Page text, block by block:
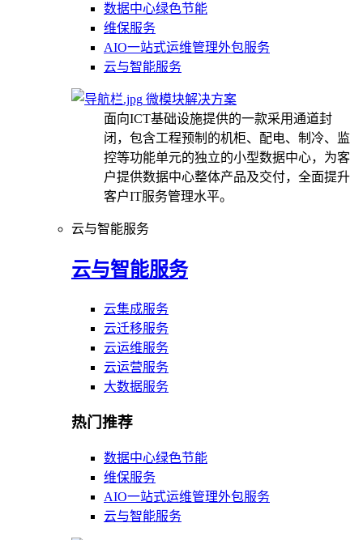
数据中心绿色节能
维保服务
AIO一站式运维管理外包服务
云与智能服务
微模块解决方案
面向ICT基础设施提供的一款采用通道封
闭，包含工程预制的机柜、配电、制冷、监
控等功能单元的独立的小型数据中心，为客
户提供数据中心整体产品及交付，全面提升
客户IT服务管理水平。
云与智能服务
云与智能服务
云集成服务
云迁移服务
云运维服务
云运营服务
大数据服务
热门推荐
数据中心绿色节能
维保服务
AIO一站式运维管理外包服务
云与智能服务